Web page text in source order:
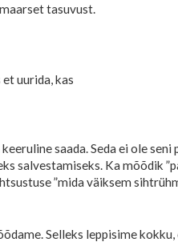
tasuvust.
uurida, kas
saada. Seda ei ole seni
salvestamiseks. Ka mõõdik
”mida väiksem
Selleks leppisime